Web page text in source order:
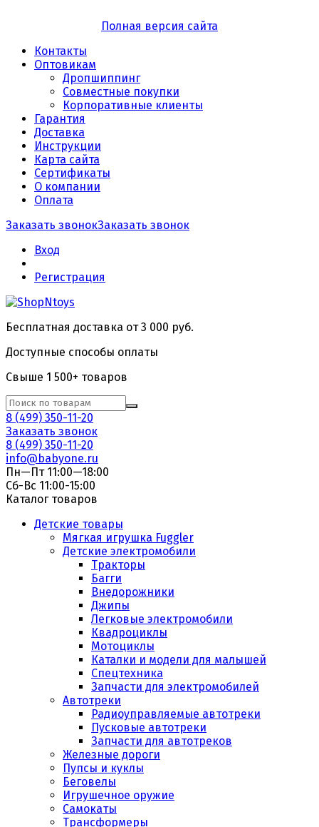
Полная версия сайта
Контакты
Оптовикам
Дропшиппинг
Совместные покупки
Корпоративные клиенты
Гарантия
Доставка
Инструкции
Карта сайта
Сертификаты
О компании
Оплата
Заказать звонокЗаказать звонок
Вход
Регистрация
Бесплатная доставка от 3 000 руб.
Доступные способы оплаты
Свыше 1 500+ товаров
8 (499) 350-11-20
Заказать звонок
8 (499) 350-11-20
info@babyone.ru
Пн—Пт 11:00—18:00
Сб-Вс 11:00-15:00
Каталог товаров
Детские товары
Мягкая игрушка Fuggler
Детские электромобили
Тракторы
Багги
Внедорожники
Джипы
Легковые электромобили
Квадроциклы
Мотоциклы
Каталки и модели для малышей
Спецтехника
Запчасти для электромобилей
Автотреки
Радиоуправляемые автотреки
Пусковые автотреки
Запчасти для автотреков
Железные дороги
Пупсы и куклы
Беговелы
Игрушечное оружие
Самокаты
Трансформеры